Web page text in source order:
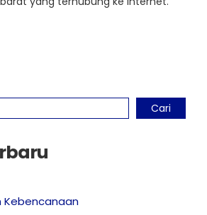
Cari
Kebencanaan